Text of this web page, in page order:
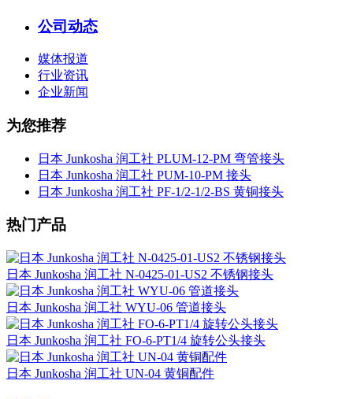
公司动态
媒体报道
行业资讯
企业新闻
为您推荐
日本 Junkosha 润工社 PLUM-12-PM 弯管接头
日本 Junkosha 润工社 PUM-10-PM 接头
日本 Junkosha 润工社 PF-1/2-1/2-BS 黄铜接头
热门产品
日本 Junkosha 润工社 N-0425-01-US2 不锈钢接头
日本 Junkosha 润工社 WYU-06 管道接头
日本 Junkosha 润工社 FO-6-PT1/4 旋转公头接头
日本 Junkosha 润工社 UN-04 黄铜配件